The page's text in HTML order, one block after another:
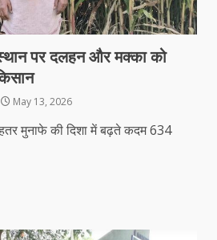
पर दलहन और मक्का को
May 13, 2026
मुनाफे की दिशा में बढ़ते कदम 634